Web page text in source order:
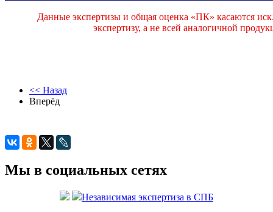
Данные экспертизы и общая оценка «ПК» касаются
экспертизу, а не всей аналогичной
<< Назад
Вперёд
Мы в социальных сетях
Независимая экспертиза в СПБ